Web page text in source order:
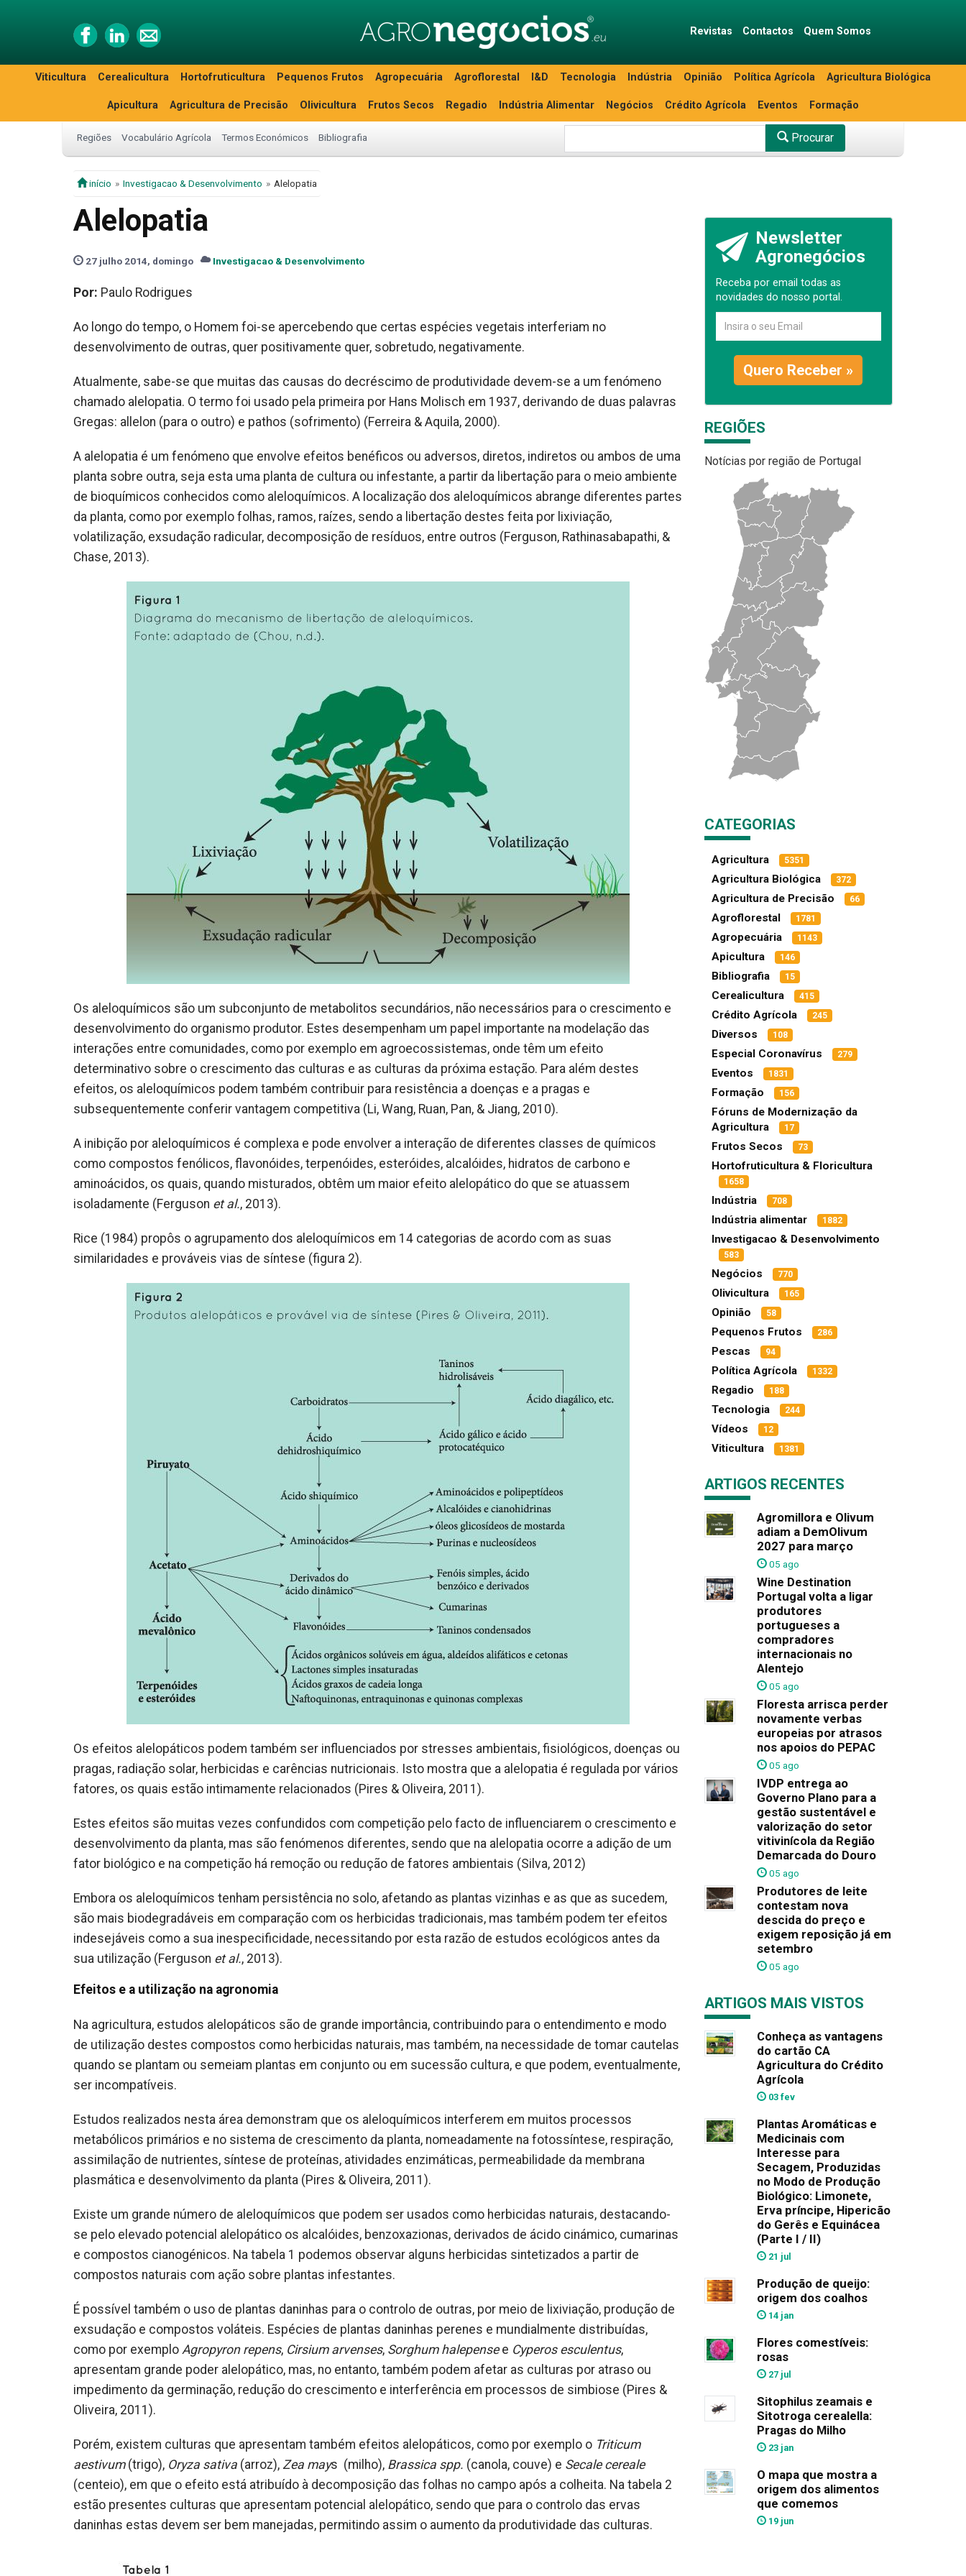
Revistas Contactos Quem Somos
Viticultura Cerealicultura Hortofruticultura Pequenos Frutos Agropecuária Agroflorestal I&D Tecnologia Indústria Opinião Política Agrícola Agricultura Biológica
Apicultura Agricultura de Precisão Olivicultura Frutos Secos Regadio Indústria Alimentar Negócios Crédito Agrícola Eventos Formação
Regiões Vocabulário Agrícola Termos Económicos Bibliografia Procurar
início Investigacao & Desenvolvimento Alelopatia
Alelopatia
27 julho 2014, domingo Investigacao & Desenvolvimento
Por: Paulo Rodrigues
Ao longo do tempo, o Homem foi-se apercebendo que certas espécies vegetais interferiam no
desenvolvimento de outras, quer positivamente quer, sobretudo, negativamente.
Atualmente, sabe-se que muitas das causas do decréscimo de produtividade devem-se a um fenómeno
chamado alelopatia. O termo foi usado pela primeira por Hans Molisch em 1937, derivando de duas palavras
Gregas: allelon (para o outro) e pathos (sofrimento) (Ferreira & Aquila, 2000).
A alelopatia é um fenómeno que envolve efeitos benéficos ou adversos, diretos, indiretos ou ambos de uma
planta sobre outra, seja esta uma planta de cultura ou infestante, a partir da libertação para o meio ambiente
de bioquímicos conhecidos como aleloquímicos. A localização dos aleloquímicos abrange diferentes partes
da planta, como por exemplo folhas, ramos, raízes, sendo a libertação destes feita por lixiviação,
volatilização, exsudação radicular, decomposição de resíduos, entre outros (Ferguson, Rathinasabapathi, &
Chase, 2013).
Os aleloquímicos são um subconjunto de metabolitos secundários, não necessários para o crescimento e
desenvolvimento do organismo produtor. Estes desempenham um papel importante na modelação das
interações entre comunidades, como por exemplo em agroecossistemas, onde têm um efeito
determinativo sobre o crescimento das culturas e as culturas da próxima estação. Para além destes
efeitos, os aleloquímicos podem também contribuir para resistência a doenças e a pragas e
subsequentemente conferir vantagem competitiva (Li, Wang, Ruan, Pan, & Jiang, 2010).
A inibição por aleloquímicos é complexa e pode envolver a interação de diferentes classes de químicos
como compostos fenólicos, flavonóides, terpenóides, esteróides, alcalóides, hidratos de carbono e
aminoácidos, os quais, quando misturados, obtêm um maior efeito alelopático do que se atuassem
isoladamente (Ferguson et al., 2013).
Rice (1984) propôs o agrupamento dos aleloquímicos em 14 categorias de acordo com as suas
similaridades e prováveis vias de síntese (figura 2).
Os efeitos alelopáticos podem também ser influenciados por stresses ambientais, fisiológicos, doenças ou
pragas, radiação solar, herbicidas e carências nutricionais. Isto mostra que a alelopatia é regulada por vários
fatores, os quais estão intimamente relacionados (Pires & Oliveira, 2011).
Estes efeitos são muitas vezes confundidos com competição pelo facto de influenciarem o crescimento e
desenvolvimento da planta, mas são fenómenos diferentes, sendo que na alelopatia ocorre a adição de um
fator biológico e na competição há remoção ou redução de fatores ambientais (Silva, 2012)
Embora os aleloquímicos tenham persistência no solo, afetando as plantas vizinhas e as que as sucedem,
são mais biodegradáveis em comparação com os herbicidas tradicionais, mas também podem ter efeitos
indesejáveis como a sua inespecificidade, necessitando por esta razão de estudos ecológicos antes da
sua utilização (Ferguson et al., 2013).
Efeitos e a utilização na agronomia
Na agricultura, estudos alelopáticos são de grande importância, contribuindo para o entendimento e modo
de utilização destes compostos como herbicidas naturais, mas também, na necessidade de tomar cautelas
quando se plantam ou semeiam plantas em conjunto ou em sucessão cultura, e que podem, eventualmente,
ser incompatíveis.
Estudos realizados nesta área demonstram que os aleloquímicos interferem em muitos processos
metabólicos primários e no sistema de crescimento da planta, nomeadamente na fotossíntese, respiração,
assimilação de nutrientes, síntese de proteínas, atividades enzimáticas, permeabilidade da membrana
plasmática e desenvolvimento da planta (Pires & Oliveira, 2011).
Existe um grande número de aleloquímicos que podem ser usados como herbicidas naturais, destacando-
se pelo elevado potencial alelopático os alcalóides, benzoxazionas, derivados de ácido cinámico, cumarinas
e compostos cianogénicos. Na tabela 1 podemos observar alguns herbicidas sintetizados a partir de
compostos naturais com ação sobre plantas infestantes.
É possível também o uso de plantas daninhas para o controlo de outras, por meio de lixiviação, produção de
exsudação e compostos voláteis. Espécies de plantas daninhas perenes e mundialmente distribuídas,
como por exemplo Agropyron repens, Cirsium arvenses, Sorghum halepensee Cyperos esculentus,
apresentam grande poder alelopático, mas, no entanto, também podem afetar as culturas por atraso ou
impedimento da germinação, redução do crescimento e interferência em processos de simbiose (Pires &
Oliveira, 2011).
Porém, existem culturas que apresentam também efeitos alelopáticos, como por exemplo o Triticum
aestivum(trigo), Oryza sativa (arroz), Zea mays (milho), Brassica spp. (canola, couve) e Secale cereale
(centeio), em que o efeito está atribuído à decomposição das folhas no campo após a colheita. Na tabela 2
estão presentes culturas que apresentam potencial alelopático, sendo que para o controlo das ervas
daninhas estas devem ser bem manejadas, permitindo assim o aumento da produtividade das culturas.
Newsletter
Agronegócios
Receba por email todas as
novidades do nosso portal.
Quero Receber »
REGIÕES
Notícias por região de Portugal
CATEGORIAS
Agricultura 5351
Agricultura Biológica 372
Agricultura de Precisão 66
Agroflorestal 1781
Agropecuária 1143
Apicultura 146
Bibliografia 15
Cerealicultura 415
Crédito Agrícola 245
Diversos 108
Especial Coronavírus 279
Eventos 1831
Formação 156
Fóruns de Modernização da
Agricultura
17
Frutos Secos 73
Hortofruticultura & Floricultura
1658
Indústria 708
Indústria alimentar 1882
Investigacao & Desenvolvimento
583
Negócios 770
Olivicultura 165
Opinião 58
Pequenos Frutos 286
Pescas 94
Política Agrícola 1332
Regadio 188
Tecnologia 244
Vídeos 12
Viticultura 1381
ARTIGOS RECENTES
Agromillora e Olivum
adiam a DemOlivum
2027 para março
05 ago
Wine Destination
Portugal volta a ligar
produtores
portugueses a
compradores
internacionais no
Alentejo
05 ago
Floresta arrisca perder
novamente verbas
europeias por atrasos
nos apoios do PEPAC
05 ago
IVDP entrega ao
Governo Plano para a
gestão sustentável e
valorização do setor
vitivinícola da Região
Demarcada do Douro
05 ago
Produtores de leite
contestam nova
descida do preço e
exigem reposição já em
setembro
05 ago
ARTIGOS MAIS VISTOS
Conheça as vantagens
do cartão CA
Agricultura do Crédito
Agrícola
03 fev
Plantas Aromáticas e
Medicinais com
Interesse para
Secagem, Produzidas
no Modo de Produção
Biológico: Limonete,
Erva príncipe, Hipericão
do Gerês e Equinácea
(Parte I / II)
21 jul
Produção de queijo:
origem dos coalhos
14 jan
Flores comestíveis:
rosas
27 jul
Sitophilus zeamais e
Sitotroga cerealella:
Pragas do Milho
23 jan
O mapa que mostra a
origem dos alimentos
que comemos
19 jun